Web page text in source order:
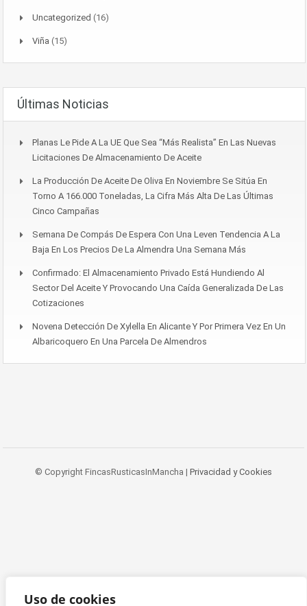
Uso de cookies
Uncategorized (16)
Viña (15)
Últimas Noticias
Planas Le Pide A La UE Que Sea “más Realista” En Las Nuevas
Licitaciones De Almacenamiento De Aceite
La Producción De Aceite De Oliva En Noviembre Se Sitúa En
Torno A 166.000 Toneladas, La Cifra Más Alta De Las Últimas
Cinco Campañas
Semana De Compás De Espera Con Una Leven Tendencia A La
Baja En Los Precios De La Almendra Una Semana Más
Confirmado: El Almacenamiento Privado Está Hundiendo Al
Sector Del Aceite Y Provocando Una Caída Generalizada De Las
Cotizaciones
Novena Detección De Xylella En Alicante Y Por Primera Vez En Un
Albaricoquero En Una Parcela De Almendros
© Copyright FincasRusticasInMancha | Privacidad y Cookies